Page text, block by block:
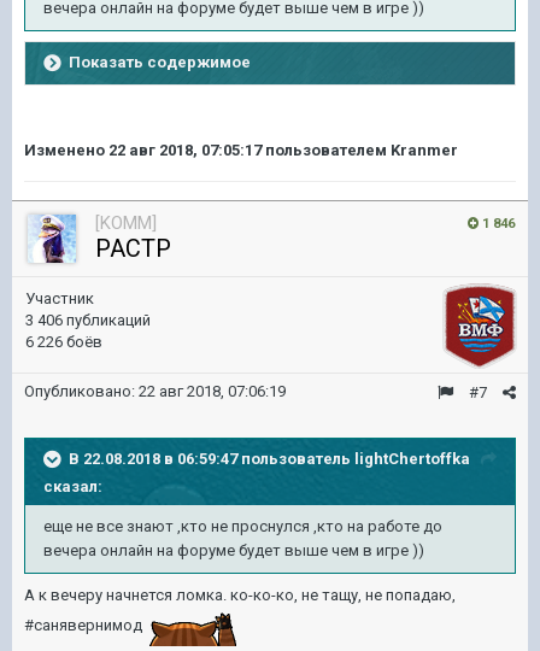
вечера онлайн на форуме будет выше чем в игре ))
Показать содержимое
Изменено 22 авг 2018, 07:05:17пользователем Kranmer
1 846
[KOMM]
PACTP
Участник
3 406 публикаций
6 226 боёв
#7
Опубликовано: 22 авг 2018, 07:06:19
В 22.08.2018 в 06:59:47 пользователь lightChertoffka
сказал:
еще не все знают ,кто не проснулся ,кто на работе до
вечера онлайн на форуме будет выше чем в игре ))
А к вечеру начнется ломка. ко-ко-ко, не тащу, не попадаю,
#санявернимод